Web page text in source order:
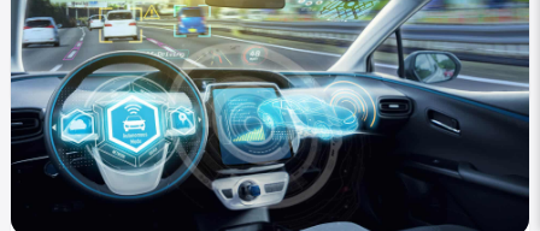
العلوم والتكنولوجيا
كيف تؤثر الهرمونات على السلوك البشري؟
menerva melad
0
408
0